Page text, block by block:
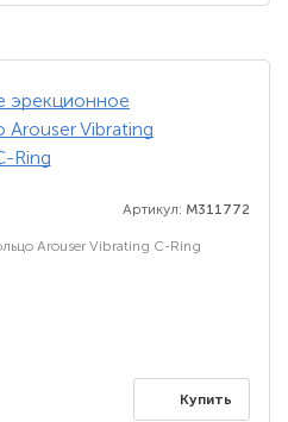
Артикул: M311772
Arouser Vibrating C-Ring
Купить